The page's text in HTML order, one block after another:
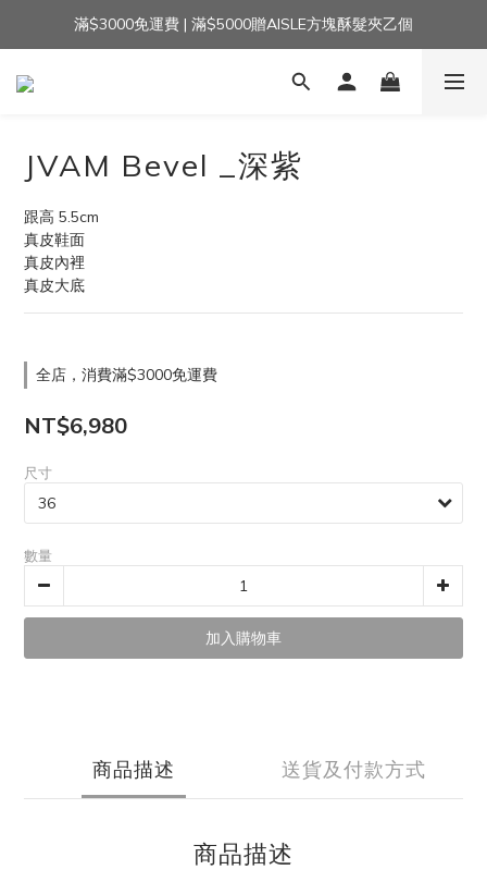
加入官方LINE｜領$100 👉
滿$3000免運費 | 滿$5000贈AISLE方塊酥髮夾乙個
加入官方LINE｜領$100 👉
JVAM Bevel _深紫
跟高 5.5cm
真皮鞋面
真皮內裡
真皮大底
全店，消費滿$3000免運費
NT$6,980
尺寸
數量
加入購物車
商品描述 送貨及付款方式
商品描述